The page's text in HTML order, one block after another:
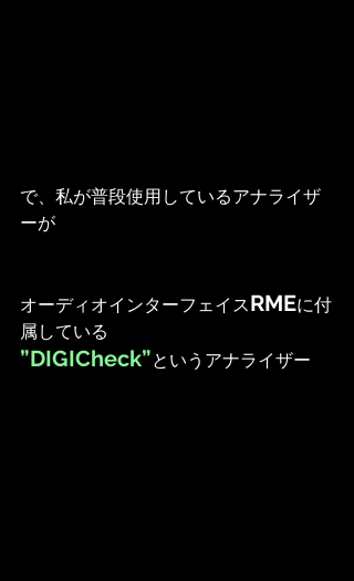
で、私が普段使用しているアナライザ
ーが
オーディオインターフェイスRMEに付
属している
”DIGICheck”というアナライザー